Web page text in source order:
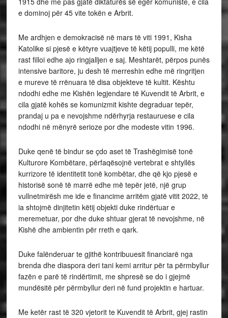
e dominoj për 45 vite tokën e Arbrit.
Me ardhjen e demokracisë në mars të viti 1991, Kisha
Katolike si pjesë e këtyre vuajtjeve të këtij populli, me këtë
rast filloi edhe ajo ringjalljen e saj. Meshtarët, përpos punës
intensive baritore, ju desh të merreshin edhe më ringritjen
e mureve të rrënuara të disa objekteve të kultit. Kështu
ndodhi edhe me Kishën legjendare të Kuvendit të Arbrit, e
cila gjatë kohës se komunizmit kishte degraduar tepër,
prandaj u pa e nevojshme ndërhyrja restauruese e cila
ndodhi në mënyrë serioze por dhe modeste vitin 1996.
Duke qenë të bindur se çdo aset të Trashëgimisë tonë
Kulturore Kombëtare, përfaqësojnë vertebrat e shtyllës
kurrizore të identitetit tonë kombëtar, dhe që kjo pjesë e
historisë sonë të marrë edhe më tepër jetë, një grup
vullnetmirësh me ide e financime arritëm gjatë vitit 2022, të
ia shtojmë dinjitetin këtij objekti duke rindërtuar e
meremetuar, por dhe duke shtuar gjerat të nevojshme, në
Kishë dhe ambientin për rreth e qark.
Duke falënderuar te gjithë kontribuuesit financiarë nga
brenda dhe diaspora deri tani kemi arritur për ta përmbyllur
fazën e parë të rindërtimit, me shpresë se do i gjejmë
mundësitë për përmbyllur deri në fund projektin e hartuar.
Me ketër rast të 320 vjetorit te Kuvendit të Arbrit, gjej rastin